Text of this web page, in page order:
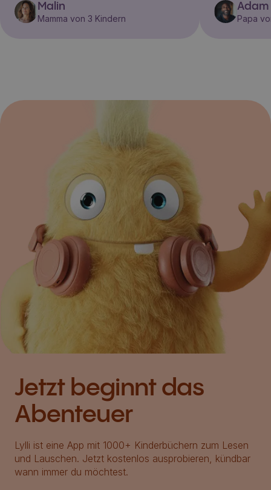
Malin
Mamma von 3 Kindern
Adam
Papa
Jetzt beginnt das
Abenteuer
Lylli ist eine App mit 1000+ Kinderbüchern zum Lesen
und Lauschen. Jetzt kostenlos ausprobieren, kündbar
wann immer du möchtest.